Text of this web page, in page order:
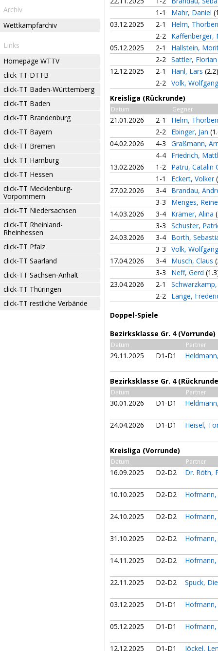
Archiv
Wettkampfarchiv
Links
Homepage WTTV
click-TT DTTB
click-TT Baden-Württemberg
click-TT Baden
click-TT Brandenburg
click-TT Bayern
click-TT Bremen
click-TT Hamburg
click-TT Hessen
click-TT Mecklenburg-
Vorpommern
click-TT Niedersachsen
click-TT Rheinland-
Rheinhessen
click-TT Pfalz
click-TT Saarland
click-TT Sachsen-Anhalt
click-TT Thüringen
click-TT restliche Verbände
1-1
Mahr, Daniel
03.12.2025
2-1
Helm,
2-2
Kaffenberger,
05.12.2025
2-1
Hallstein,
2-2 Sattler,
12.12.2025
2-1 Hanl, Lars (2.2)
2-2 Volk,
Kreisliga (Rückrunde)
Datum Gegner
21.01.2026 2-1
Helm,
2-2
Ebinger, Jan
04.02.2026
4-3
Graßmann,
4-4
Friedrich,
13.02.2026
1-2
Patru, Catalin
1-1
Eckert, Volker
27.02.2026
3-4
Brandau,
3-3
Menges,
14.03.2026
3-4 Krämer, Alina
3-3
Schuster,
24.03.2026
3-4
Borth,
3-3
Volk,
17.04.2026
3-4 Musch, Claus
3-3
Neff, Gerd
23.04.2026
2-1
2-2
Lange,
Doppel-Spiele
Bezirksklasse Gr. 4 (Vorrunde)
Datum Partner
29.11.2025 D1-D1
Bezirksklasse Gr. 4
Datum Partner
30.01.2026 D1-D1
24.04.2026 D1-D1 Heisel,
Kreisliga (Vorrunde)
Datum Partner
16.09.2025 D2-D2 Dr. Röth,
10.10.2025 D2-D2
24.10.2025 D2-D2
31.10.2025 D2-D2
14.11.2025 D2-D2
22.11.2025 D2-D2 Spuck,
03.12.2025 D1-D1
05.12.2025 D1-D1
12.12.2025 D1-D1 Jöckel,